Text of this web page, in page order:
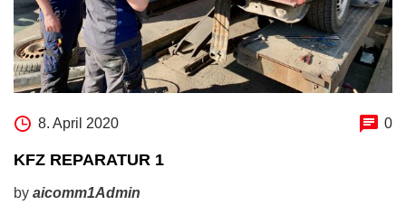
8. April 2020 0
KFZ REPARATUR 1
by aicomm1Admin